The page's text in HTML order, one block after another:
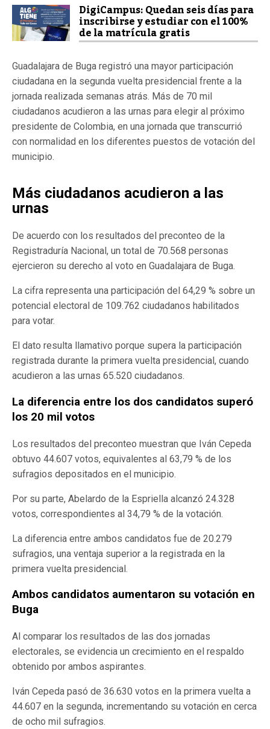
DigiCampus: Quedan seis días para
inscribirse y estudiar con el 100%
de la matrícula gratis
Guadalajara de Buga registró una mayor participación
ciudadana en la segunda vuelta presidencial frente a la
jornada realizada semanas atrás. Más de 70 mil
ciudadanos acudieron a las urnas para elegir al próximo
presidente de Colombia, en una jornada que transcurrió
con normalidad en los diferentes puestos de votación del
municipio.
Más ciudadanos acudieron a las
urnas
De acuerdo con los resultados del preconteo de la
Registraduría Nacional, un total de 70.568 personas
ejercieron su derecho al voto en Guadalajara de Buga.
La cifra representa una participación del 64,29 % sobre un
potencial electoral de 109.762 ciudadanos habilitados
para votar.
El dato resulta llamativo porque supera la participación
registrada durante la primera vuelta presidencial, cuando
acudieron a las urnas 65.520 ciudadanos.
La diferencia entre los dos candidatos superó
los 20 mil votos
Los resultados del preconteo muestran que Iván Cepeda
obtuvo 44.607 votos, equivalentes al 63,79 % de los
sufragios depositados en el municipio.
Por su parte, Abelardo de la Espriella alcanzó 24.328
votos, correspondientes al 34,79 % de la votación.
La diferencia entre ambos candidatos fue de 20.279
sufragios, una ventaja superior a la registrada en la
primera vuelta presidencial.
Ambos candidatos aumentaron su votación en
Buga
Al comparar los resultados de las dos jornadas
electorales, se evidencia un crecimiento en el respaldo
obtenido por ambos aspirantes.
Iván Cepeda pasó de 36.630 votos en la primera vuelta a
44.607 en la segunda, incrementando su votación en cerca
de ocho mil sufragios.